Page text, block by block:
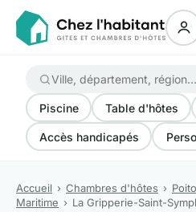
Piscine Table d'hôtes
Accès handicapés
Accueil Chambres d'hôtes
Maritime
La Gripperie-Saint-